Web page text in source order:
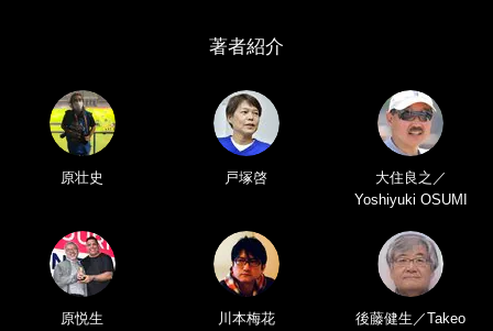
著者紹介
原壮史 戸塚啓
大住良之／
Yoshiyuki OSUMI
原悦生 川本梅花
後藤健生／Takeo